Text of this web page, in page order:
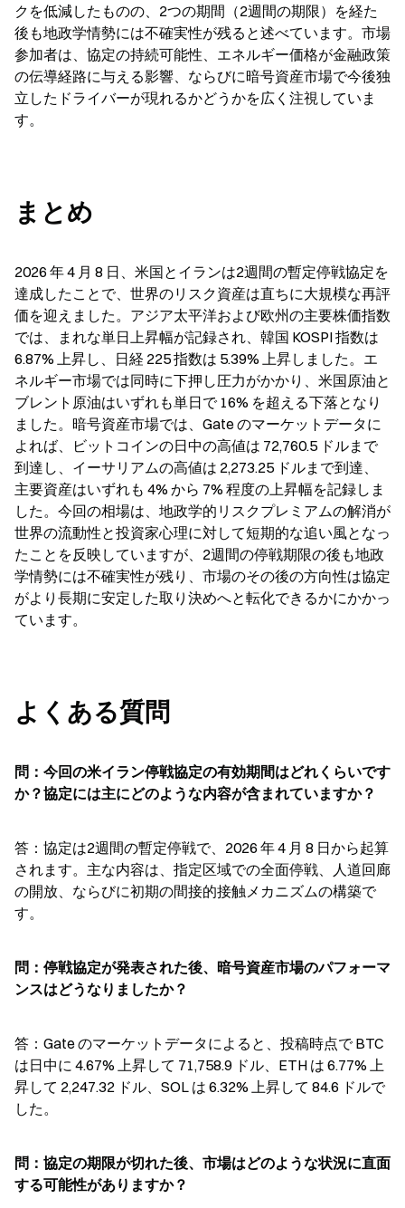
クを低減したものの、2つの期間（2週間の期限）を経た
後も地政学情勢には不確実性が残ると述べています。市場
参加者は、協定の持続可能性、エネルギー価格が金融政策
の伝導経路に与える影響、ならびに暗号資産市場で今後独
立したドライバーが現れるかどうかを広く注視していま
す。
まとめ
2026 年 4 月 8 日、米国とイランは2週間の暫定停戦協定を
達成したことで、世界のリスク資産は直ちに大規模な再評
価を迎えました。アジア太平洋および欧州の主要株価指数
では、まれな単日上昇幅が記録され、韓国 KOSPI 指数は
6.87% 上昇し、日経 225 指数は 5.39% 上昇しました。エ
ネルギー市場では同時に下押し圧力がかかり、米国原油と
ブレント原油はいずれも単日で 16% を超える下落となり
ました。暗号資産市場では、Gate のマーケットデータに
よれば、ビットコインの日中の高値は 72,760.5 ドルまで
到達し、イーサリアムの高値は 2,273.25 ドルまで到達、
主要資産はいずれも 4% から 7% 程度の上昇幅を記録しま
した。今回の相場は、地政学的リスクプレミアムの解消が
世界の流動性と投資家心理に対して短期的な追い風となっ
たことを反映していますが、2週間の停戦期限の後も地政
学情勢には不確実性が残り、市場のその後の方向性は協定
がより長期に安定した取り決めへと転化できるかにかかっ
ています。
よくある質問
問：今回の米イラン停戦協定の有効期間はどれくらいです
か？協定には主にどのような内容が含まれていますか？
答：協定は2週間の暫定停戦で、2026 年 4 月 8 日から起算
されます。主な内容は、指定区域での全面停戦、人道回廊
の開放、ならびに初期の間接的接触メカニズムの構築で
す。
問：停戦協定が発表された後、暗号資産市場のパフォーマ
ンスはどうなりましたか？
答：Gate のマーケットデータによると、投稿時点で BTC
は日中に 4.67% 上昇して 71,758.9 ドル、ETH は 6.77% 上
昇して 2,247.32 ドル、SOL は 6.32% 上昇して 84.6 ドルで
した。
問：協定の期限が切れた後、市場はどのような状況に直面
する可能性がありますか？